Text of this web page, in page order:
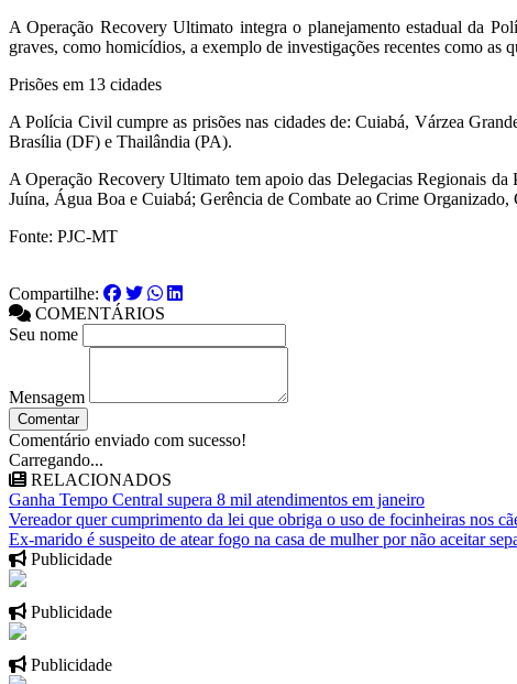
A Operação Recovery Ultimato integra o planejamento estadual da
graves, como homicídios, a exemplo de investigações recentes como
Prisões em 13 cidades
A Polícia Civil cumpre as prisões nas cidades de: Cuiabá, Várzea
Brasília (DF) e Thailândia (PA).
A Operação Recovery Ultimato tem apoio das Delegacias Regionais
Juína, Água Boa e Cuiabá; Gerência de Combate ao Crime
Fonte: PJC-MT
Compartilhe:
COMENTÁRIOS
Seu nome
Mensagem
Comentar
Comentário enviado com sucesso!
Carregando...
RELACIONADOS
Ganha Tempo Central supera 8 mil atendimentos em janeiro
Vereador quer cumprimento da lei que obriga o uso de focinheiras nos
Ex-marido é suspeito de atear fogo na casa de mulher por não aceitar
Publicidade
Publicidade
Publicidade